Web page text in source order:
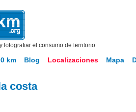
fotografiar el consumo de territorio
km Blog Localizaciones Mapa
costa